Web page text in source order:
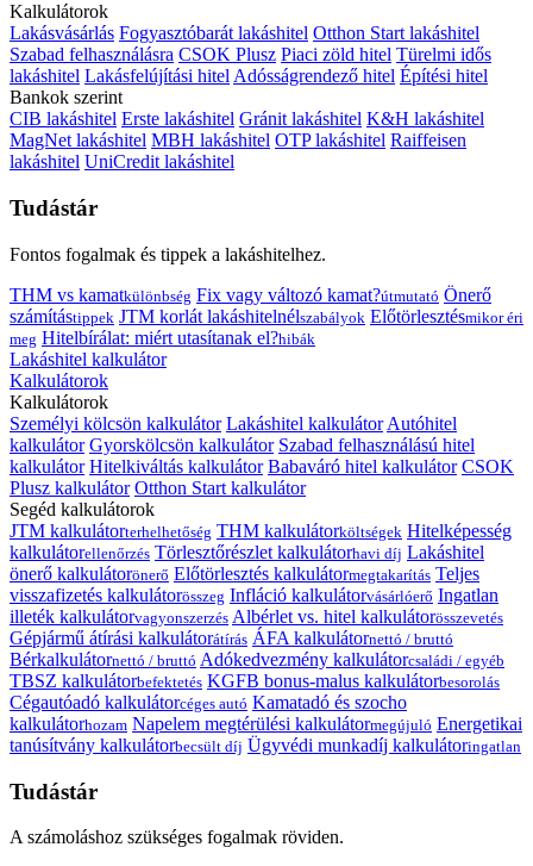
Kalkulátorok
Lakásvásárlás Fogyasztóbarát lakáshitel Otthon Start lakáshitel
Szabad felhasználásra CSOK Plusz Piaci zöld hitel Türelmi idős
lakáshitel Lakásfelújítási hitelAdósságrendező hitel Építési hitel
Bankok szerint
CIB lakáshitel Erste lakáshitel Gránit lakáshitel K&H lakáshitel
MagNet lakáshitel MBH lakáshitel OTP lakáshitel Raiffeisen
lakáshitel UniCredit lakáshitel
Tudástár
Fontos fogalmak és tippek a lakáshitelhez.
THM vs kamatkülönbség Fix vagy változó kamat?útmutató Önerő
számítástippek JTM korlát lakáshitelnélszabályok Előtörlesztésmikor éri
meg Hitelbírálat: miért utasítanak el?hibák
Lakáshitel kalkulátor
Kalkulátorok
Kalkulátorok
Személyi kölcsön kalkulátor Lakáshitel kalkulátor Autóhitel
kalkulátor Gyorskölcsön kalkulátor Szabad felhasználású hitel
kalkulátor Hitelkiváltás kalkulátor Babaváró hitel kalkulátor CSOK
Plusz kalkulátor Otthon Start kalkulátor
Segéd kalkulátorok
JTM kalkulátorterhelhetőség THM kalkulátorköltségek Hitelképesség
kalkulátorellenőrzés Törlesztőrészlet kalkulátorhavi díj Lakáshitel
önerő kalkulátorönerő Előtörlesztés kalkulátormegtakarítás Teljes
visszafizetés kalkulátorösszeg Infláció kalkulátorvásárlóerő Ingatlan
illeték kalkulátorvagyonszerzés Albérlet vs. hitel kalkulátorösszevetés
Gépjármű átírási kalkulátorátírás ÁFA kalkulátornettó / bruttó
Bérkalkulátornettó / bruttó Adókedvezmény kalkulátorcsaládi / egyéb
TBSZ kalkulátorbefektetés KGFB bonus-malus kalkulátorbesorolás
Cégautóadó kalkulátorcéges autó Kamatadó és szocho
kalkulátorhozam Napelem megtérülési kalkulátormegújuló Energetikai
tanúsítvány kalkulátorbecsült díj Ügyvédi munkadíj kalkulátoringatlan
Tudástár
A számoláshoz szükséges fogalmak röviden.